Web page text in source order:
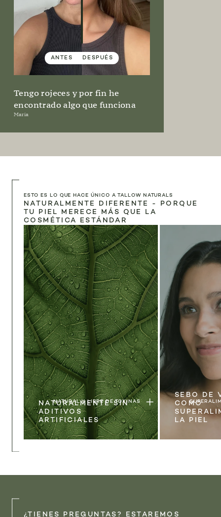
ANTES DESPUÉS
Tengo rojeces y por fin he
encontrado algo que funciona
Maria
ESTO ES LO QUE HACE ÚNICO A TALLOW NATURALS
NATURALMENTE DIFERENTE - PORQUE
TU PIEL MERECE MÁS QUE LA
COSMÉTICA ESTÁNDAR
NATURAL Y LIBRE DE TOXINAS
NATURALMENTE SIN
ADITIVOS
ARTIFICIALES
SEBO DE
COMO
LA PIEL
¿TIENES PREGUNTAS? ESTAREMOS